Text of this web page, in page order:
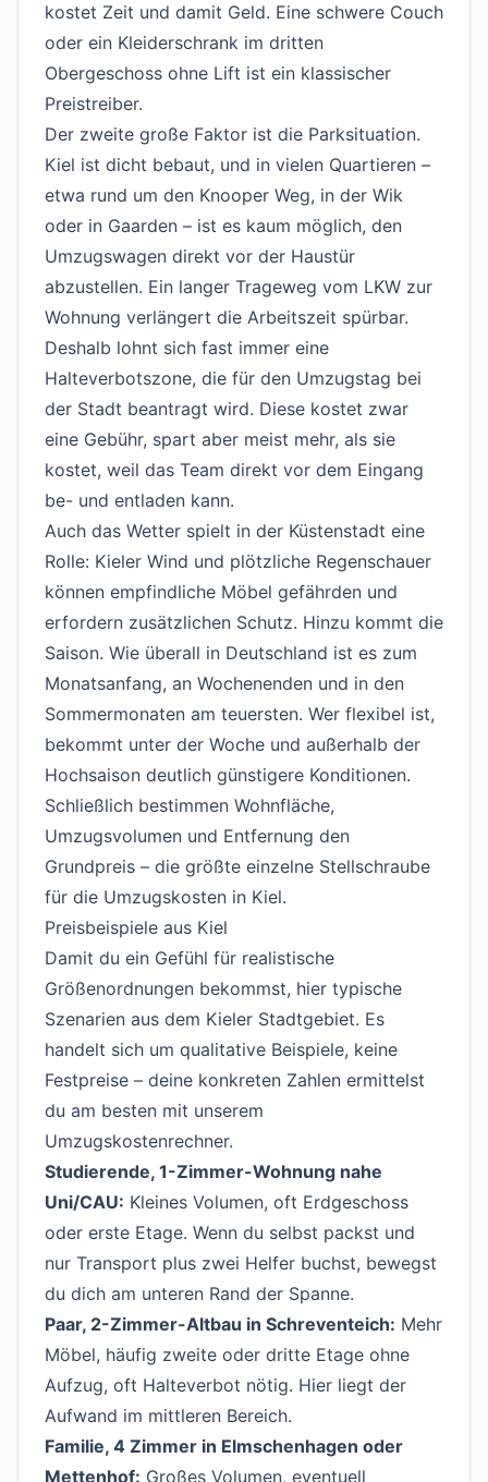
kostet Zeit und damit Geld. Eine schwere Couch
oder ein Kleiderschrank im dritten
Obergeschoss ohne Lift ist ein klassischer
Preistreiber.
Der zweite große Faktor ist die Parksituation.
Kiel ist dicht bebaut, und in vielen Quartieren –
etwa rund um den Knooper Weg, in der Wik
oder in Gaarden – ist es kaum möglich, den
Umzugswagen direkt vor der Haustür
abzustellen. Ein langer Trageweg vom LKW zur
Wohnung verlängert die Arbeitszeit spürbar.
Deshalb lohnt sich fast immer eine
Halteverbotszone, die für den Umzugstag bei
der Stadt beantragt wird. Diese kostet zwar
eine Gebühr, spart aber meist mehr, als sie
kostet, weil das Team direkt vor dem Eingang
be- und entladen kann.
Auch das Wetter spielt in der Küstenstadt eine
Rolle: Kieler Wind und plötzliche Regenschauer
können empfindliche Möbel gefährden und
erfordern zusätzlichen Schutz. Hinzu kommt die
Saison. Wie überall in Deutschland ist es zum
Monatsanfang, an Wochenenden und in den
Sommermonaten am teuersten. Wer flexibel ist,
bekommt unter der Woche und außerhalb der
Hochsaison deutlich günstigere Konditionen.
Schließlich bestimmen Wohnfläche,
Umzugsvolumen und Entfernung den
Grundpreis – die größte einzelne Stellschraube
für die Umzugskosten in Kiel.
Preisbeispiele aus Kiel
Damit du ein Gefühl für realistische
Größenordnungen bekommst, hier typische
Szenarien aus dem Kieler Stadtgebiet. Es
handelt sich um qualitative Beispiele, keine
Festpreise – deine konkreten Zahlen ermittelst
du am besten mit unserem
Umzugskostenrechner.
Studierende, 1-Zimmer-Wohnung nahe
Uni/CAU: Kleines Volumen, oft Erdgeschoss
oder erste Etage. Wenn du selbst packst und
nur Transport plus zwei Helfer buchst, bewegst
du dich am unteren Rand der Spanne.
Paar, 2-Zimmer-Altbau in Schreventeich: Mehr
Möbel, häufig zweite oder dritte Etage ohne
Aufzug, oft Halteverbot nötig. Hier liegt der
Aufwand im mittleren Bereich.
Familie, 4 Zimmer in Elmschenhagen oder
Mettenhof: Großes Volumen, eventuell